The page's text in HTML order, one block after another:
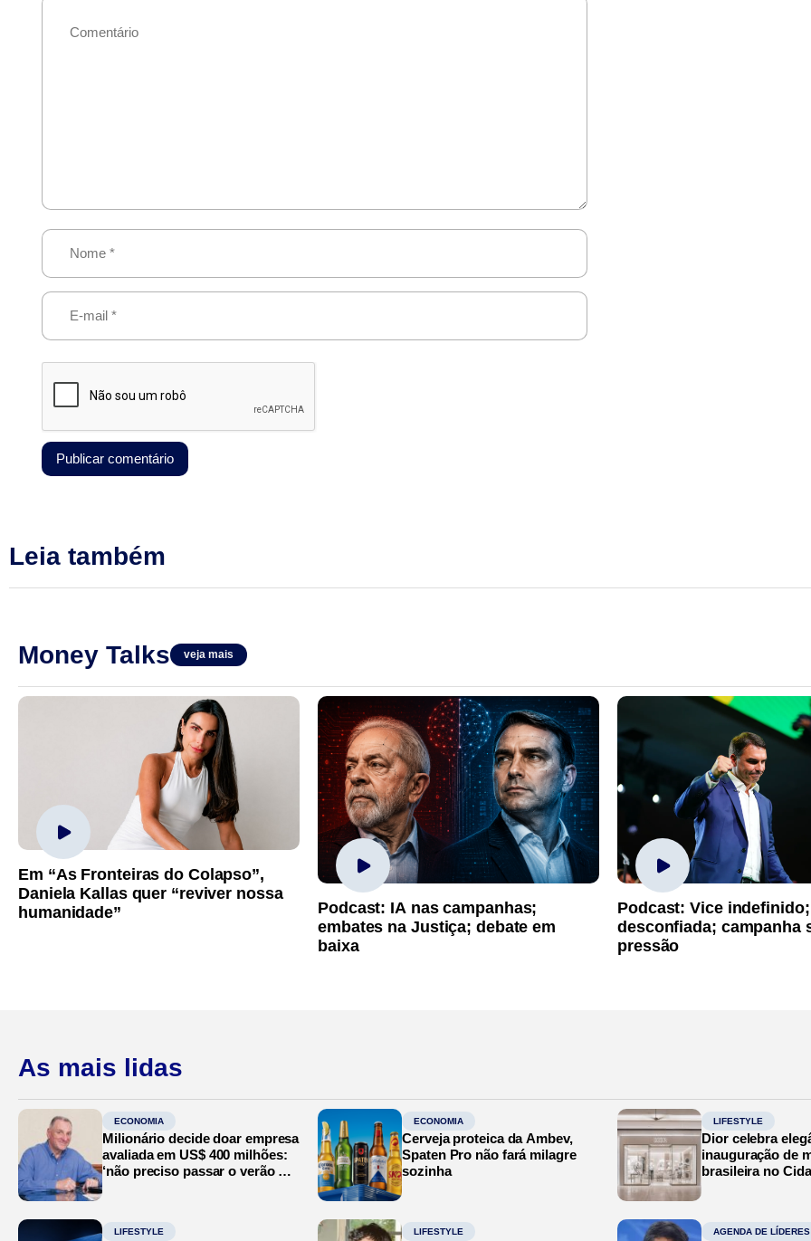
Leia também
Money Talks veja mais
Em “As Fronteiras do Colapso”,
Daniela Kallas quer “reviver nossa
humanidade”
Podcast: IA nas campanhas;
embates na Justiça; debate em
baixa
Podcast: Vice
desconfiada; campanha
pressão
As mais lidas
ECONOMIA
Milionário decide doar empresa
avaliada em US$ 400 milhões:
‘não preciso passar o verão no
ECONOMIA
Cerveja proteica da Ambev,
Spaten Pro não fará milagre
sozinha
LIFESTYLE
Dior celebra
inauguração de
brasileira no
LIFESTYLE LIFESTYLE AGENDA DE LÍDERES